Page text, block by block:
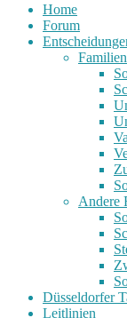
Home
Forum
Andere
Düsseldorfer
Leitlinien